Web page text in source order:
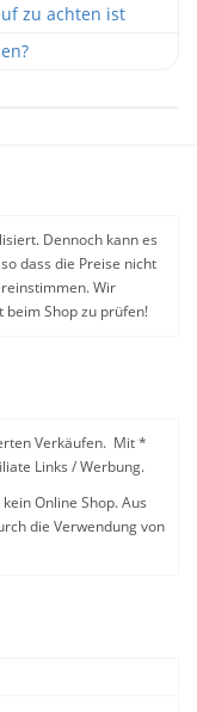
zu achten ist
Dennoch kann es
dass die Preise nicht
Wir
Shop zu prüfen!
Verkäufen. Mit *
Links / Werbung.
Online Shop. Aus
die Verwendung von